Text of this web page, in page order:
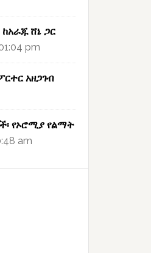
ሸኔ ጋር
pm
አዘጋገብ
የኦሮሚያ የልማት
am